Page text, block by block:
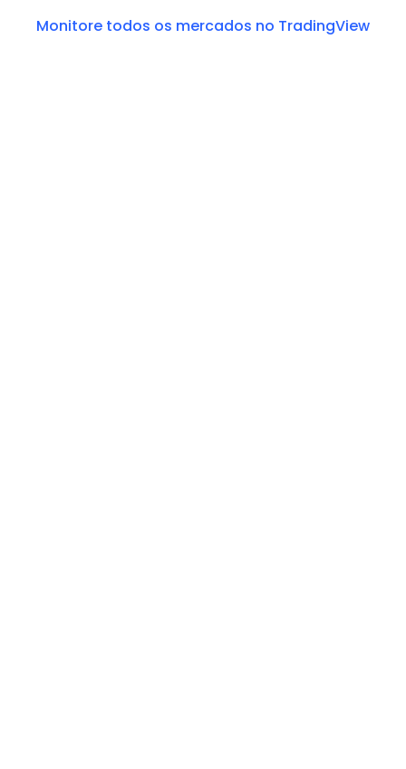
Monitore todos os mercados no TradingView